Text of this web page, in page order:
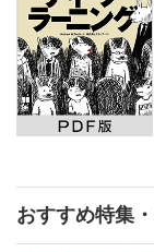
おすすめ特集